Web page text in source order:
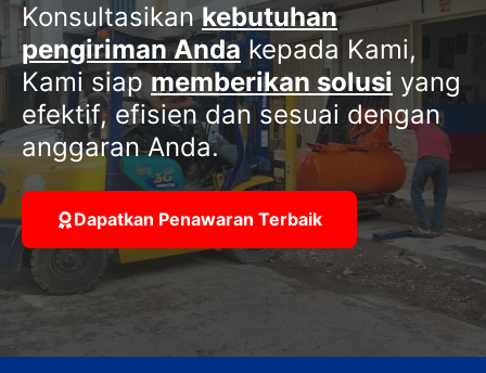
Konsultasikankebutuhan
pengiriman Andakepada Kami,
Kami siapmemberikan solusi yang
efektif, efisien dan sesuai dengan
anggaran Anda.
Dapatkan Penawaran Terbaik